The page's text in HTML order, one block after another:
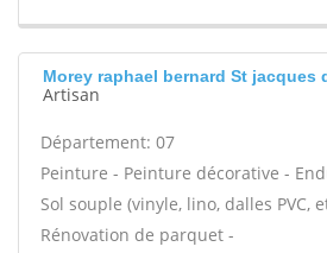
Morey raphael bernard St jacques
Artisan
Département: 07
Peinture - Peinture décorative -
Sol souple (vinyle, lino, dalles PVC,
Rénovation de parquet -